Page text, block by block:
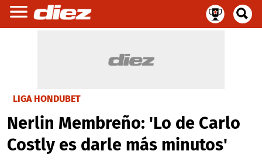
LIGA HONDUBET
Nerlin Membreño: 'Lo de Carlo
Costly es darle más minutos'